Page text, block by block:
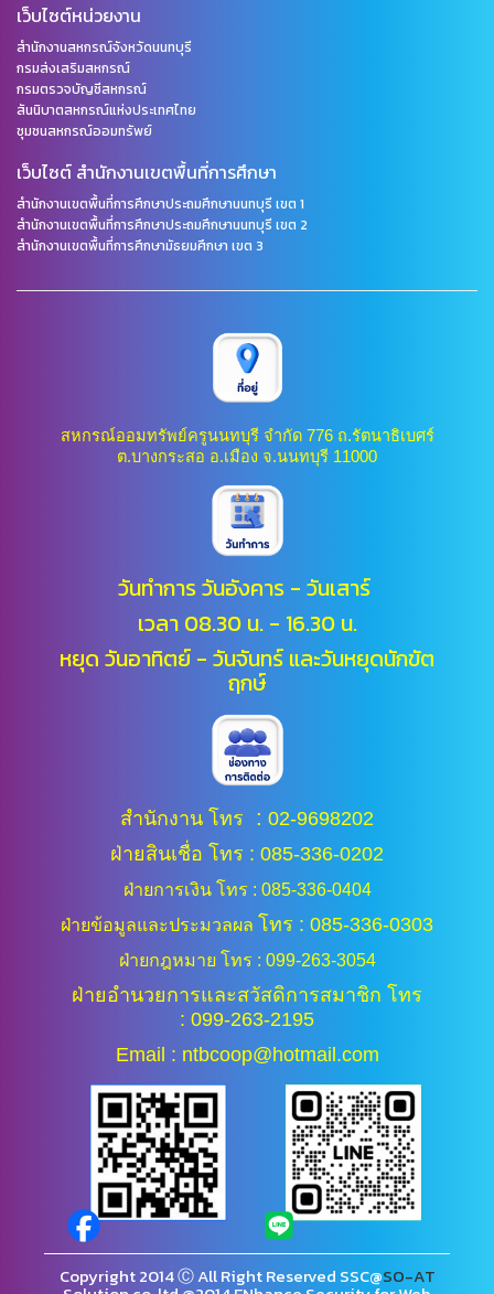
เว็บไซต์หน่วยงาน
สำนักงานสหกรณ์จังหวัดนนทบุรี
กรมส่งเสริมสหกรณ์
กรมตรวจบัญชีสหกรณ์
สันนิบาตสหกรณ์แห่งประเทศไทย
ชุมชนสหกรณ์ออมทรัพย์
เว็บไซต์ สำนักงานเขตพื้นที่การศึกษา
สำนักงานเขตพื้นที่การศึกษาประถมศึกษานนทบุรี เขต 1
สำนักงานเขตพื้นที่การศึกษาประถมศึกษานนทบุรี เขต 2
สำนักงานเขตพื้นที่การศึกษามัธยมศึกษา เขต 3
สหกรณ์ออมทรัพย์ครูนนทบุรี จำกัด 776 ถ.รัตนาธิเบศร์
ต.บางกระสอ อ.เมือง จ.นนทบุรี 11000
วันทำการ วันอังคาร - วันเสาร์
เวลา 08.30 น. - 16.30 น.
หยุด วันอาทิตย์ - วันจันทร์ และวันหยุดนักขัต
ฤกษ์
สำนักงาน โทร : 02-9698202
ฝ่ายสินเชื่อ โทร : 085-336-0202
ฝ่ายการเงิน โทร : 085-336-0404
ฝ่ายข้อมูลและประมวลผล โทร : 085-336-0303
ฝ่ายกฎหมาย โทร : 099-263-3054
ฝ่ายอำนวยการและสวัสดิการสมาชิก โทร
: 099-263-2195
Email : ntbcoop@hotmail.com
Copyright 2014 Ⓒ All Right Reserved SSC@SO-AT